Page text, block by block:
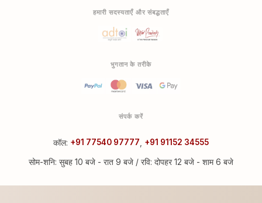
हमारी सदस्यताएँ और संबद्धताएँ
भुगतान के तरीके
संपर्क करें
कॉल: +91 77540 97777 +91 91152 34555
सोम-शनि: सुबह 10 बजे - रात 9 बजे / रवि: दोपहर 12 बजे - शाम 6 बजे